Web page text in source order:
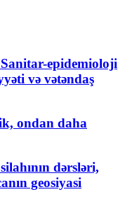
epidemioloji
və vətəndaş
ondan daha
dərsləri,
geosiyasi